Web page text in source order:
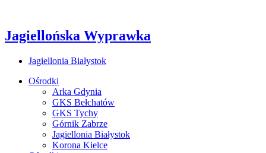
Jagiellońska Wyprawka
Jagiellonia Białystok
Ośrodki
Arka Gdynia
GKS Bełchatów
GKS Tychy
Górnik Zabrze
Jagiellonia Białystok
Korona Kielce